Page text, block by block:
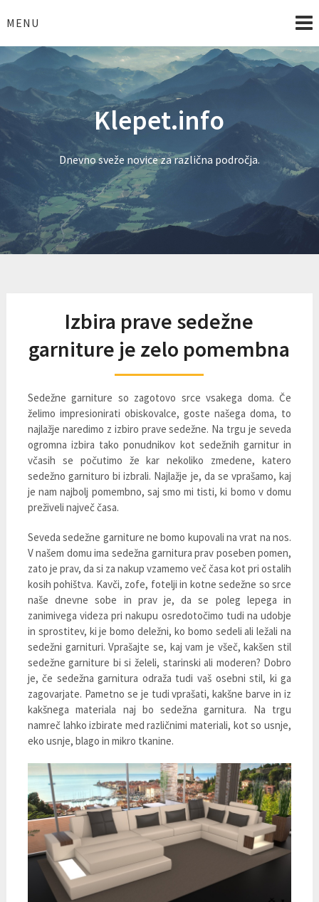
toMENU
Klepet.info
Dnevno sveže novice za različna področja.
Izbira prave sedežne
garniture je zelo pomembna
Sedežne garniture so zagotovo srce vsakega doma. Če
želimo impresionirati obiskovalce, goste našega doma, to
najlažje naredimo z izbiro prave sedežne. Na trgu je seveda
ogromna izbira tako ponudnikov kot sedežnih garnitur in
včasih se počutimo že kar nekoliko zmedene, katero
sedežno garnituro bi izbrali. Najlažje je, da se vprašamo, kaj
je nam najbolj pomembno, saj smo mi tisti, ki bomo v domu
preživeli največ časa.
Seveda sedežne garniture ne bomo kupovali na vrat na nos.
V našem domu ima sedežna garnitura prav poseben pomen,
zato je prav, da si za nakup vzamemo več časa kot pri ostalih
kosih pohištva. Kavči, zofe, fotelji in kotne sedežne so srce
naše dnevne sobe in prav je, da se poleg lepega in
zanimivega videza pri nakupu osredotočimo tudi na udobje
in sprostitev, ki je bomo deležni, ko bomo sedeli ali ležali na
sedežni garnituri. Vprašajte se, kaj vam je všeč, kakšen stil
sedežne garniture bi si želeli, starinski ali moderen? Dobro
je, če sedežna garnitura odraža tudi vaš osebni stil, ki ga
zagovarjate. Pametno se je tudi vprašati, kakšne barve in iz
kakšnega materiala naj bo sedežna garnitura. Na trgu
namreč lahko izbirate med različnimi materiali, kot so usnje,
eko usnje, blago in mikro tkanine.